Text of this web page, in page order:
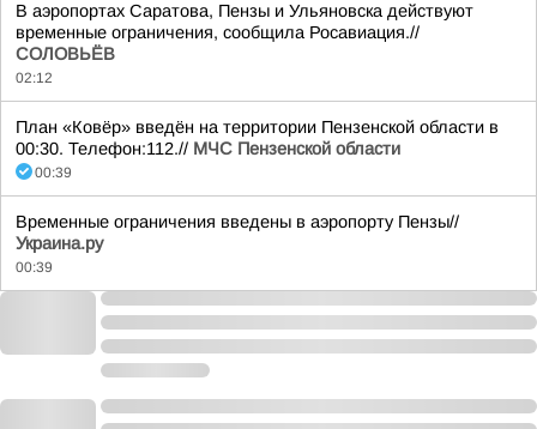
В аэропортах Саратова, Пензы и Ульяновска действуют
временные ограничения, сообщила Росавиация.//
СОЛОВЬЁВ
02:12
План «Ковёр» введён на территории Пензенской области в
00:30. Телефон:112.// МЧС Пензенской области
00:39
Временные ограничения введены в аэропорту Пензы//
Украина.ру
00:39